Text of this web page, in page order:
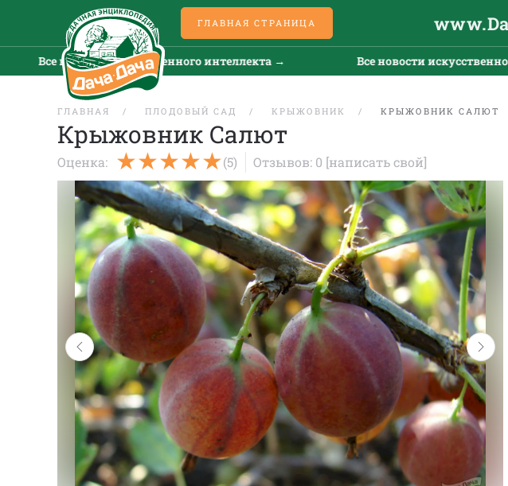
ГЛАВНАЯ СТРАНИЦА
Все новости искусственного интеллекта → Все новости искусственного
ГЛАВНАЯ ПЛОДОВЫЙ САД КРЫЖОВНИК КРЫЖОВНИК САЛЮТ
Крыжовник Салют
Оценка: (5) Отзывов: 0 [написать свой]